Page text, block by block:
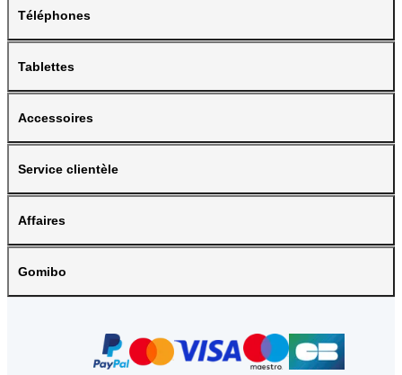
Téléphones
Tablettes
Accessoires
Service clientèle
Affaires
Gomibo